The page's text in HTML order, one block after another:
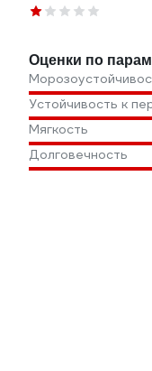
Оценки по
Устойчивость к
Мягкость
Долговечность